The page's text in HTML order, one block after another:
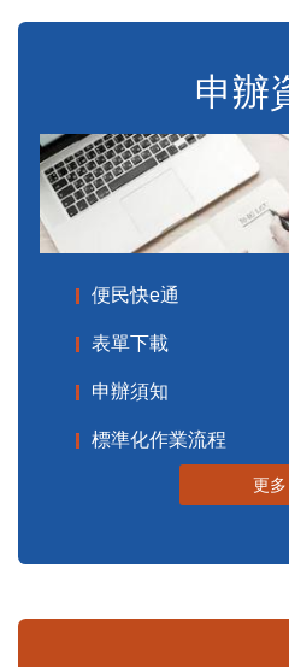
申辦
便民快e通
表單下載
申辦須知
標準化作業流程
更多